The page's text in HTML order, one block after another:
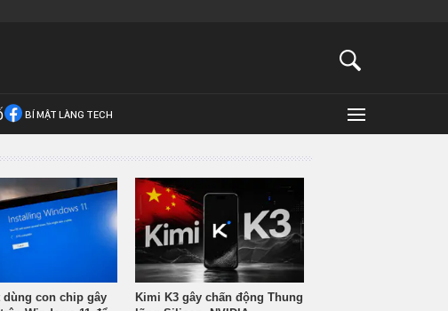
BÍ MẬT LÀNG TECH
dùng con chip gây
Kimi K3 gây chấn động Thung